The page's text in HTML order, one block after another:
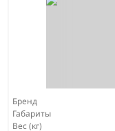
Бренд
Габариты
Вес (кг)